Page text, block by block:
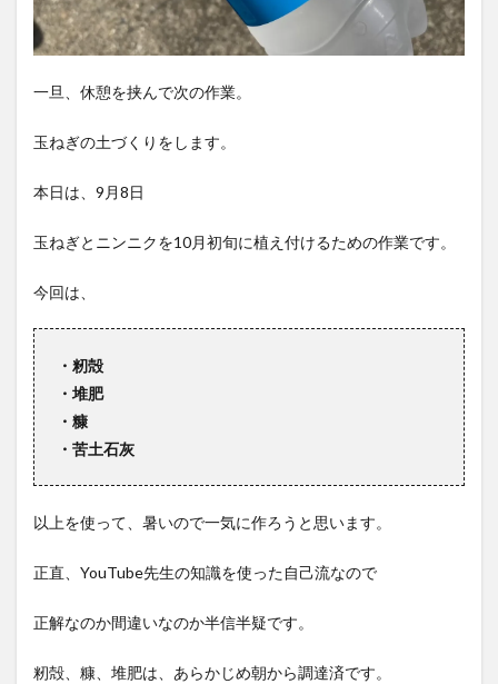
一旦、休憩を挟んで次の作業。
玉ねぎの土づくりをします。
本日は、9月8日
玉ねぎとニンニクを10月初旬に植え付けるための作業です。
今回は、
・籾殻
・堆肥
・糠
・苦土石灰
以上を使って、暑いので一気に作ろうと思います。
正直、YouTube先生の知識を使った自己流なので
正解なのか間違いなのか半信半疑です。
籾殻、糠、堆肥は、あらかじめ朝から調達済です。